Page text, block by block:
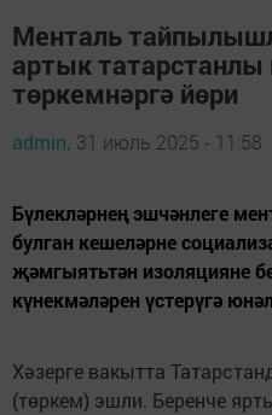
Менталь
артык татарстанлы
төркемнәргә йөри
admin, 31 июль 2025 - 11:58
Бүлекләрнең эшчәнлеге
булган кешеләрне
җәмгыятьтән изоляцияне
күнекмәләрен үстерүгә
Хәзерге вакытта
(төркем) эшли. Беренче